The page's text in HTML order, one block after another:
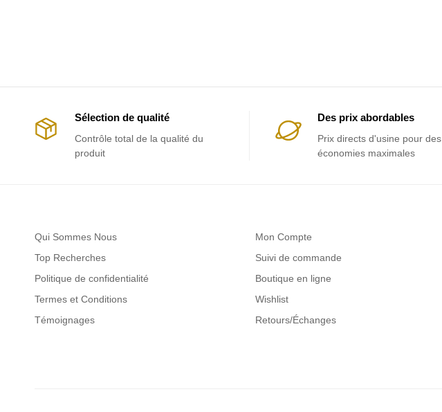
Sélection de qualité
Contrôle total de la qualité du
produit
Des prix abordables
Prix ​​directs d'usine pour des
économies maximales
Qui Sommes Nous
Top Recherches
Politique de confidentialité
Termes et Conditions
Témoignages
Mon Compte
Suivi de commande
Boutique en ligne
Wishlist
Retours/Échanges